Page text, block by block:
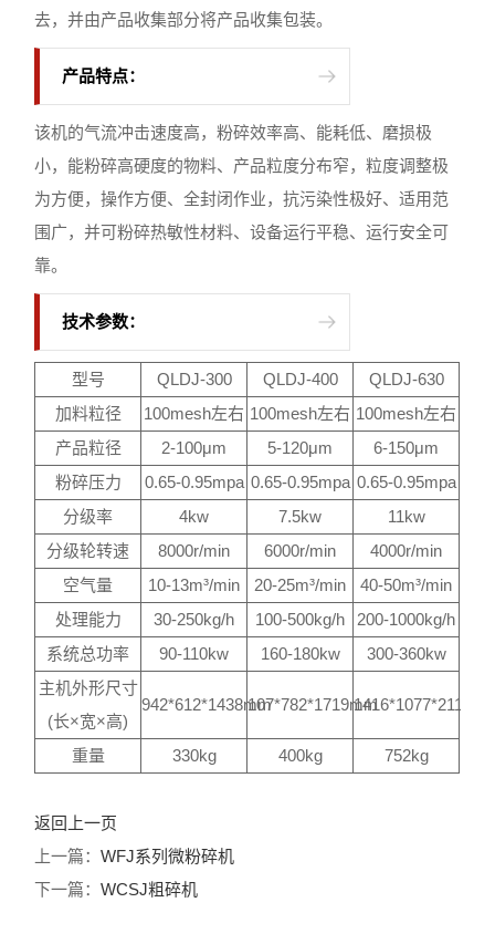
去，并由产品收集部分将产品收集包装。
产品特点：
该机的气流冲击速度高，粉碎效率高、能耗低、磨损极
小，能粉碎高硬度的物料、产品粒度分布窄，粒度调整极
为方便，操作方便、全封闭作业，抗污染性极好、适用范
围广，并可粉碎热敏性材料、设备运行平稳、运行安全可
靠。
技术参数：
型号 QLDJ-300 QLDJ-400
QLDJ-630
加料粒径
100mesh左右 100mesh左右 100mesh左右
产品粒径
2-100μm 5-120μm
6-150μm
粉碎压力
0.65-0.95mpa 0.65-0.95mpa 0.65-0.95mpa
分级率
4kw 7.5kw
11kw
分级轮转速
8000r/min 6000r/min
4000r/min
空气量
10-13m³/min 20-25m³/min
40-50m³/min
处理能力
30-250kg/h 100-500kg/h
200-1000kg/h
系统总功率
90-110kw 160-180kw
300-360kw
主机外形尺寸
(长×宽×高)
942*612*1438mm107*782*1719mm
重量 330kg 400kg 752kg
返回上一页
上一篇：WFJ系列微粉碎机
下一篇：WCSJ粗碎机